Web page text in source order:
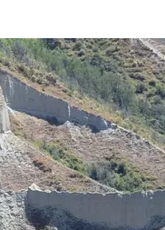
solen bager over
du hurtigst fra